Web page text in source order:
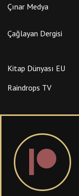
Çınar Medya
Çağlayan Dergisi
Kitap Dünyası EU
Raindrops TV